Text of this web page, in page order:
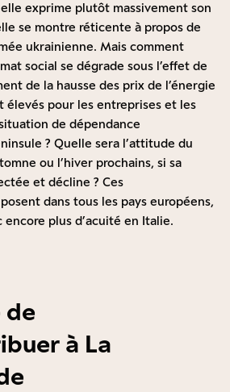
elle exprime plutôt massivement son
se montre réticente à propos de
ukrainienne. Mais comment
social se dégrade sous l’effet de
de la hausse des prix de l’énergie
élevés pour les entreprises et les
de dépendance
? Quelle sera l’attitude du
ou l’hiver prochains, si sa
et décline ? Ces
dans tous les pays européens,
encore plus d’acuité en Italie.
de
à La